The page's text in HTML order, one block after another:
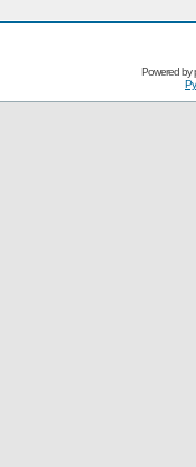
Powered by